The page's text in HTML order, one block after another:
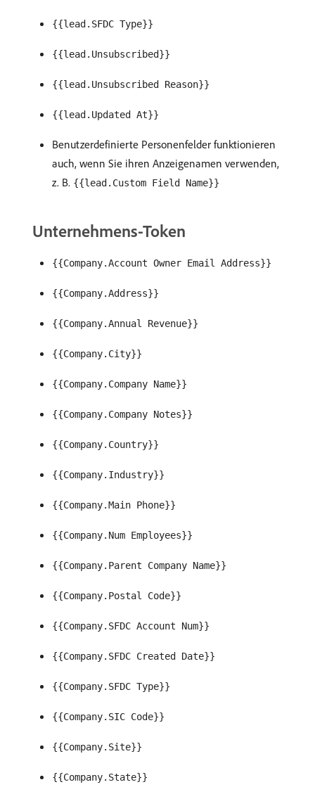
{{lead.SFDC Type}}
{{lead.Unsubscribed}}
{{lead.Unsubscribed Reason}}
{{lead.Updated At}}
Benutzerdefinierte Personenfelder funktionieren
auch, wenn Sie ihren Anzeigenamen verwenden,
z. B. {{lead.Custom Field Name}}
Unternehmens-Token
{{Company.Account Owner Email Address}}
{{Company.Address}}
{{Company.Annual Revenue}}
{{Company.City}}
{{Company.Company Name}}
{{Company.Company Notes}}
{{Company.Country}}
{{Company.Industry}}
{{Company.Main Phone}}
{{Company.Num Employees}}
{{Company.Parent Company Name}}
{{Company.Postal Code}}
{{Company.SFDC Account Num}}
{{Company.SFDC Created Date}}
{{Company.SFDC Type}}
{{Company.SIC Code}}
{{Company.Site}}
{{Company.State}}